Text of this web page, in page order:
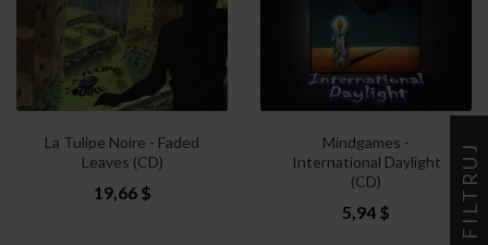
La Tulipe Noire - Faded
Leaves (CD)
19,66 $
Mindgames -
International Daylight
(CD)
5,94 $ FILTRUJ